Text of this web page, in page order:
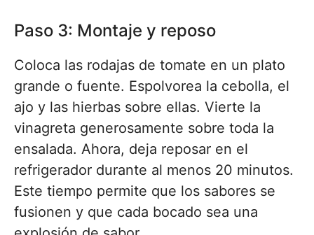
Paso 3: Montaje y reposo
Coloca las rodajas de tomate en un plato
grande o fuente. Espolvorea la cebolla, el
ajo y las hierbas sobre ellas. Vierte la
vinagreta generosamente sobre toda la
ensalada. Ahora, deja reposar en el
refrigerador durante al menos 20 minutos.
Este tiempo permite que los sabores se
fusionen y que cada bocado sea una